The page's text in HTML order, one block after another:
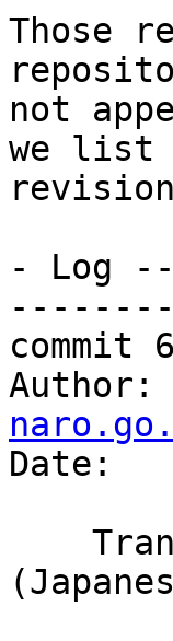
Those
not
we list
- Log
commit
Author:
Date: